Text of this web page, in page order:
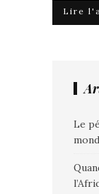
Lire
Le